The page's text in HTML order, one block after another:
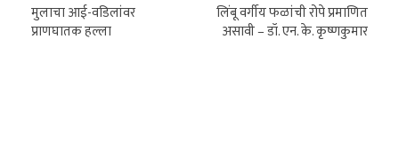
मुलाचा आई-वडिलांवर
प्राणघातक हल्ला
लिंबू वर्गीय फळांची रोपे प्रमाणित
असावी – डॉ. एन. के. कृष्णकुमार